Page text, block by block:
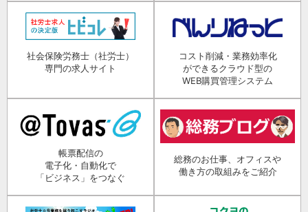
社会保険労務士（社労士）
専門の求人サイト
コスト削減・業務効率化
ができるクラウド型の
WEB購買管理システム
帳票配信の
電子化・自動化で
「ビジネス」をつなぐ
総務のお仕事、オフィスや
働き方の取組みをご紹介